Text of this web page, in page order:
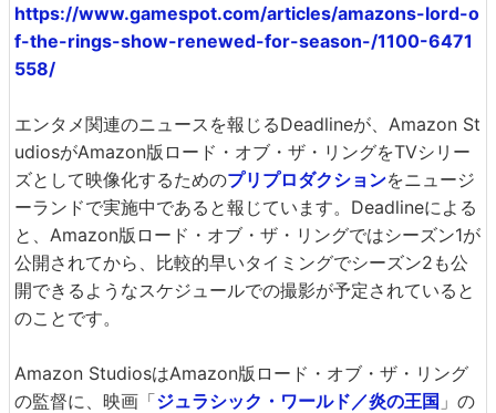
https://www.gamespot.com/articles/amazons-lord-o
f-the-rings-show-renewed-for-season-/1100-6471
558/
エンタメ関連のニュースを報じるDeadlineが、Amazon St
udiosがAmazon版ロード・オブ・ザ・リングをTVシリー
ズとして映像化するためのプリプロダクションをニュージ
ーランドで実施中であると報じています。Deadlineによる
と、Amazon版ロード・オブ・ザ・リングではシーズン1が
公開されてから、比較的早いタイミングでシーズン2も公
開できるようなスケジュールでの撮影が予定されていると
のことです。
Amazon StudiosはAmazon版ロード・オブ・ザ・リング
の監督に、映画「ジュラシック・ワールド／炎の王国 」の